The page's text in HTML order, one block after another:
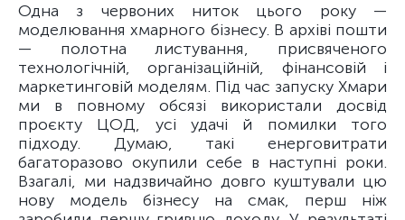
Одна з червоних ниток цього року —
моделювання хмарного бізнесу. В архіві пошти
— полотна листування, присвяченого
технологічній, організаційній, фінансовій і
маркетинговій моделям. Під час запуску Хмари
ми в повному обсязі використали досвід
проєкту ЦОД, усі удачі й помилки того
підходу. Думаю, такі енерговитрати
багаторазово окупили себе в наступні роки.
Взагалі, ми надзвичайно довго куштували цю
нову модель бізнесу на смак, перш ніж